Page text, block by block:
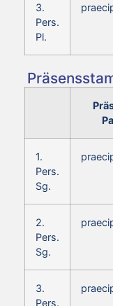
3.
Pers.
Pl.
1.
Pers.
Sg.
2.
Pers.
Sg.
3.
Pers.